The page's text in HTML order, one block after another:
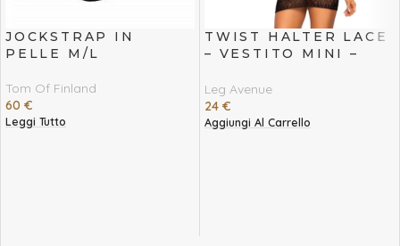
JOCKSTRAP IN
PELLE M/L
Tom Of Finland
60 €
Leggi Tutto
TWIST HALTER LACE
– VESTITO MINI –
Leg Avenue
24 €
Aggiungi Al Carrello